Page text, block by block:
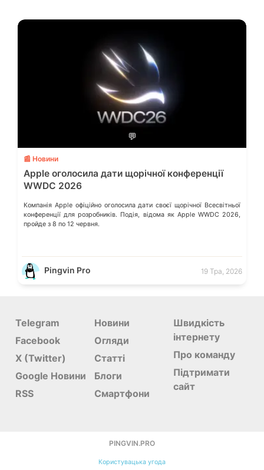
💬
📰 Новини
Apple оголосила дати щорічної конференції
WWDC 2026
Компанія Apple офіційно оголосила дати своєї щорічної Всесвітньої
конференції для розробників. Подія, відома як Apple WWDC 2026,
пройде з 8 по 12 червня.
Pingvin Pro 19 Тра, 2026
Telegram
Facebook
X (Twitter)
Google Новини
RSS
Новини
Огляди
Статті
Блоги
Смартфони
Швидкість
інтернету
Про команду
Підтримати
сайт
PINGVIN.PRO
Користувацька угода